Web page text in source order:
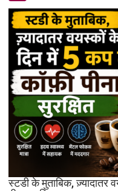
स्टडी के मुताबिक,